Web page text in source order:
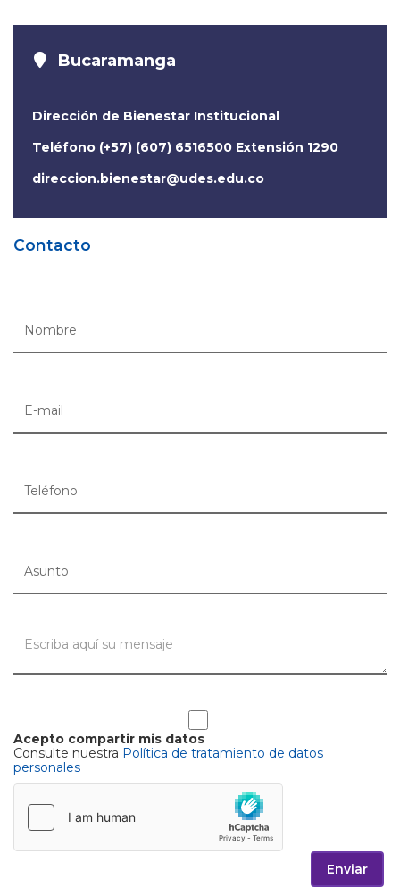
Bucaramanga
Dirección de Bienestar Institucional
Teléfono (+57) (607) 6516500 Extensión 1290
direccion.bienestar@udes.edu.co
Contacto
Acepto compartir mis datos
Consulte nuestra Política de tratamiento de datos
personales
Enviar